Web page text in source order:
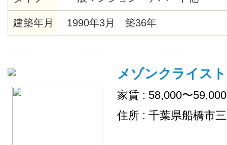
建築年月 1990年3月 築36年
メゾンクライス
家賃 : 58,000〜
住所 : 千葉県船橋市